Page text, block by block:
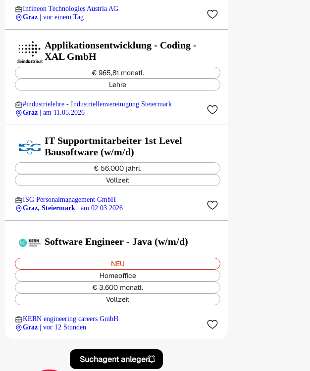
Infineon Technologies Austria AG
Graz
| vor einem Tag
Applikationsentwicklung - Coding -
XAL GmbH
€ 965,81 monatl.
Lehre
#industrielehre - Industriellenvereinigung Steiermark
Graz
| am 11.05.2026
IT Supportmitarbeiter 1st Level
Bausoftware (w/m/d)
€ 56.000 jährl.
Vollzeit
ISG Personalmanagement GmbH
Graz, Steiermark
| am 02.03.2026
Software Engineer - Java (w/m/d)
NEU
Homeoffice
€ 3.600 monatl.
Vollzeit
KERN engineering careers GmbH
Graz
| vor 12 Stunden
Suchagent anlegen